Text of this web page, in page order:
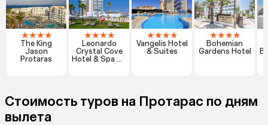
★★★★
The King
Jason
Protaras
★★★★
Leonardo
Crystal Cove
Hotel & Spa By
★★★★
Vangelis Hotel
& Suites
★★★★
Bohemian
Gardens Hotel
Стоимость туров на Протарас по дням
вылета